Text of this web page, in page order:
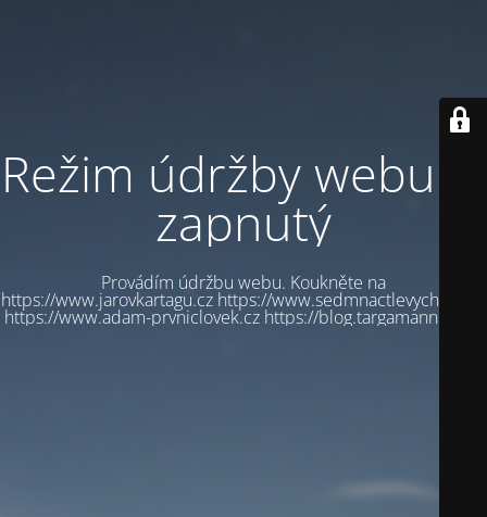
Režim údržby webu je
zapnutý
Provádím údržbu webu. Koukněte na
https://www.jarovkartagu.cz https://www.sedmnactlevychbot.cz
https://www.adam-prvniclovek.cz https://blog.targamannum.cz